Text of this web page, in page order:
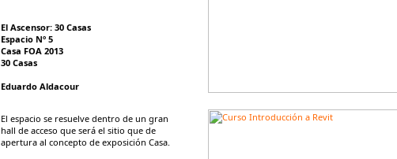
El Ascensor: 30 Casas
Espacio Nº 5
Casa FOA 2013
30 Casas
Eduardo Aldacour
El espacio se resuelve dentro de un gran
hall de acceso que será el sitio que de
apertura al concepto de exposición Casa.